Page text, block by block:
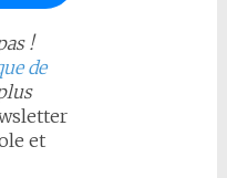
!
de
et